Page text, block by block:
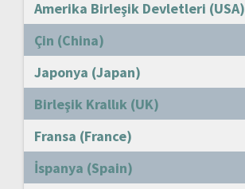
Amerika Birleşik Devletleri (USA)
Çin (China)
Japonya (Japan)
Birleşik Krallık (UK)
Fransa (France)
İspanya (Spain)